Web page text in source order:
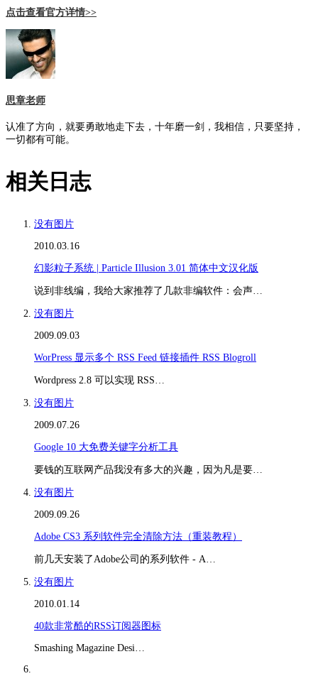
点击查看官方详情>>
思章老师
认准了方向，就要勇敢地走下去，十年磨一剑，我相信，只要坚持，
一切都有可能。
相关日志
没有图片
2010.03.16
幻影粒子系统 | Particle Illusion 3.01 简体中文汉化版
说到非线编，我给大家推荐了几款非编软件：会声…
没有图片
2009.09.03
WorPress 显示多个 RSS Feed 链接插件 RSS Blogroll
Wordpress 2.8 可以实现 RSS…
没有图片
2009.07.26
Google 10 大免费关键字分析工具
要钱的互联网产品我没有多大的兴趣，因为凡是要…
没有图片
2009.09.26
Adobe CS3 系列软件完全清除方法（重装教程）
前几天安装了Adobe公司的系列软件 - A…
没有图片
2010.01.14
40款非常酷的RSS订阅器图标
Smashing Magazine Desi…